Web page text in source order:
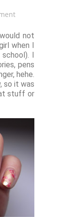
not
when I
I
pens
hehe.
so it was
stuff or